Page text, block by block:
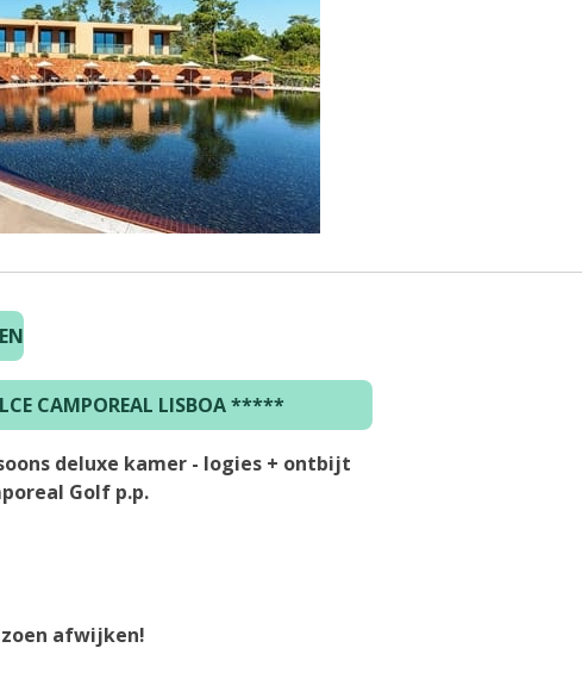
CAMPOREAL LISBOA*****
deluxe kamer - logies + ontbijt
Golf p.p.
afwijken!